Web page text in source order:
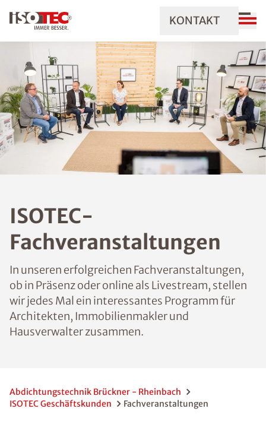
KONTAKT
ISOTEC-
Fachveranstaltungen
In unseren erfolgreichen Fachveranstaltungen,
ob in Präsenz oder online als Livestream, stellen
wir jedes Mal ein interessantes Programm für
Architekten, Immobilienmakler und
Hausverwalter zusammen.
Abdichtungstechnik Brückner - Rheinbach
ISOTEC Geschäftskunden
Fachveranstaltungen